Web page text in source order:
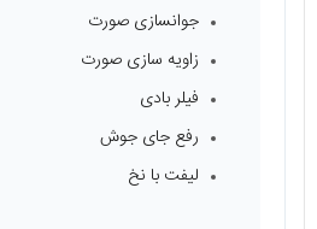
جوانسازی صورت
زاویه سازی صورت
فیلر بادی
رفع جای جوش
لیفت با نخ